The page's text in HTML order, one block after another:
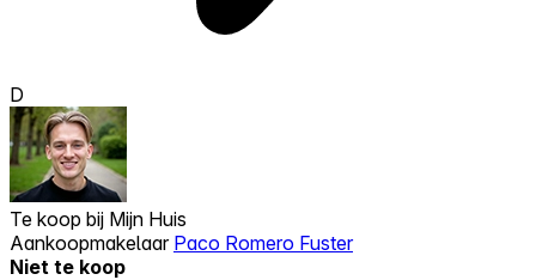
D
Te koop bij Mijn Huis
Aankoopmakelaar Paco Romero Fuster
Niet te koop